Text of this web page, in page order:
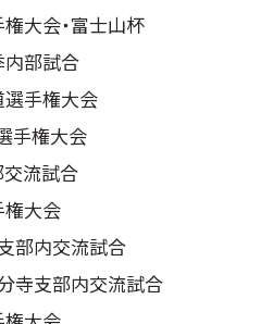
大会・富士山杯
内部試合
手権大会
手権大会
交流試合
権大会
部内交流試合
寺支部内交流試合